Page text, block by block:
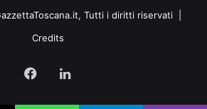
Tutti i diritti riservati |
Credits
FacebookLinkedIn